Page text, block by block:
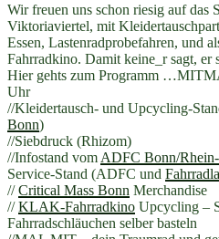
Wir freuen uns schon riesig auf das
Viktoriaviertel, mit
Essen, Lastenradprobefahren, und
Fahrradkino. Damit keine_r sagt, er
Hier gehts zum Programm …
Uhr
//Kleidertausch- und Upcycling-
Bonn)
//Siebdruck (Rhizom)
//Infostand vom ADFC Bonn/
Service-Stand (ADFC und
//Critical Mass Bonn Merchandise
//KLAK-Fahrradkino Upcycling –
Fahrradschläuchen selber basteln